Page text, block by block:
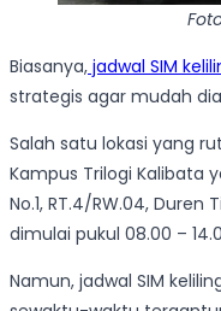
Biasanya, jadwal SIM
strategis agar mudah
Salah satu lokasi yang
Kampus Trilogi Kalibata
No.1, RT.4/RW.04,
dimulai pukul 08.00 –
Namun, jadwal SIM